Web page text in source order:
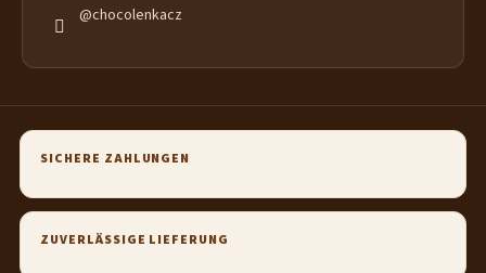
@chocolenkacz
SICHERE ZAHLUNGEN
ZUVERLÄSSIGE LIEFERUNG